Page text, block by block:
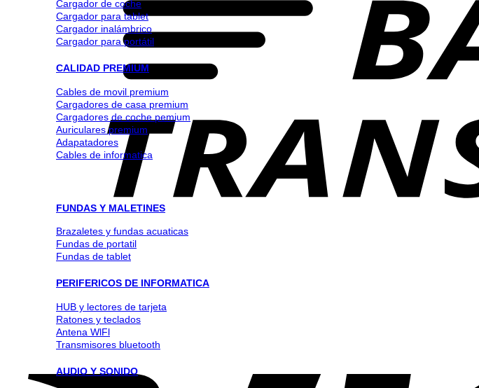
Cargador de coche
Cargador para tablet
Cargador inalámbrico
Cargador para portátil
CALIDAD PREMIUM
Cables de movil premium
Cargadores de casa premium
Cargadores de coche pemium
Auriculares premium
Adapatadores
Cables de informatica
FUNDAS Y MALETINES
Brazaletes y fundas acuaticas
Fundas de portatil
Fundas de tablet
PERIFERICOS DE INFORMATICA
HUB y lectores de tarjeta
Ratones y teclados
Antena WlFl
Transmisores bluetooth
AUDIO Y SONIDO